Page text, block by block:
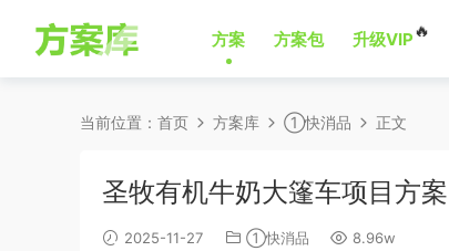
方案 方案包 升级VIP🔥
当前位置： 首页 方案库 ①快消品 正文
圣牧有机牛奶大篷车项目方案
2025-11-27 ①快消品 8.96w